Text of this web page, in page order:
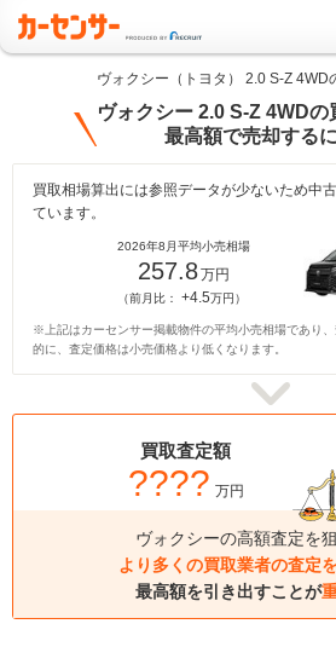
ヴォクシー（トヨタ） 2.0 S-Z 4WD
ヴォクシー 2.0 S-Z 4WDの
最高額で売却する
買取相場算出には参照データが少ないため中
ています。
2026年8月平均小売相場
257.8万円
（前月比： +4.5万円）
※上記はカーセンサー掲載物件の平均小売相場であり
的に、査定価格は小売価格より低くなります。
買取査定額
???? 万円
ヴォクシーの高額査定を狙
より多くの買取業者の査定
最高額を引き出すことが